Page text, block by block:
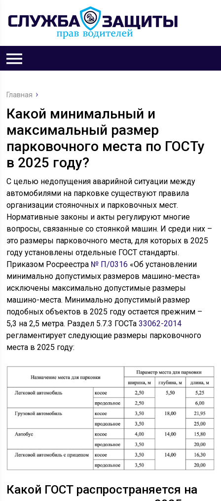
Главная
Какой минимальный и
максимальный размер
парковочного места по ГОСТу
в 2025 году?
С целью недопущения аварийной ситуации между
автомобилями на парковке существуют правила
организации стояночных и парковочных мест.
Нормативные законы и акты регулируют многие
вопросы, связанные со стоянкой машин. И среди них –
это размеры парковочного места, для которых в 2025
году установлены отдельные ГОСТ стандарты.
Приказом Росреестра № П/0316 «Об установлении
минимально допустимых размеров машино-места»
исключены максимально допустимые размеры
машино-места. Минимально допустимый размер
подобных объектов в 2025 году остается прежним –
5,3 на 2,5 метра. Раздел 5.7.3 ГОСТа33062-2014
регламентирует следующие размеры парковочного
места в 2025 году:
Какой ГОСТ распространяется на